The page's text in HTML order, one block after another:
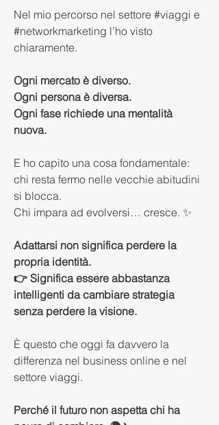
Nel mio percorso nel settore #viaggi e
#networkmarketing l’ho visto
chiaramente.
Ogni mercato è diverso.
Ogni persona è diversa.
Ogni fase richiede una mentalità
nuova.
E ho capito una cosa fondamentale:
chi resta fermo nelle vecchie abitudini
si blocca.
Chi impara ad evolversi… cresce. ✨
Adattarsi non significa perdere la
propria identità.
👉 Significa essere abbastanza
intelligenti da cambiare strategia
senza perdere la visione.
È questo che oggi fa davvero la
differenza nel business online e nel
settore viaggi.
Perché il futuro non aspetta chi ha